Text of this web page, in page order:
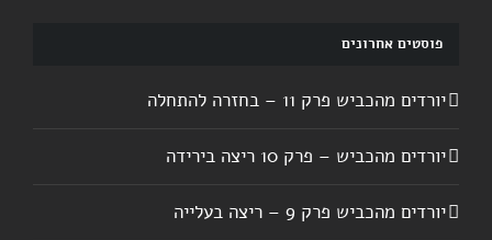
פוסטים אחרונים
יורדים מהכביש פרק 11 – בחזרה להתחלה
יורדים מהכביש – פרק 10 ריצה בירידה
יורדים מהכביש פרק 9 – ריצה בעלייה